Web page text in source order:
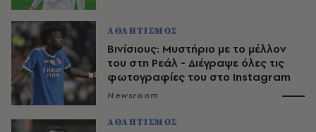
ΑΘΛΗΤΙΣΜΟΣ
Βινίσιους: Μυστήριο με το μέλλον
του στη Ρεάλ - Διέγραψε όλες τις
φωτογραφίες του στο Instagram
Newsroom
ΑΘΛΗΤΙΣΜΟΣ